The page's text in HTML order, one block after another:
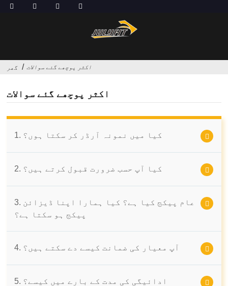
گھر اکثر پوچھے گئے سوالات
اکثر پوچھے گئے سوالات
1. کیا میں نمونہ آرڈر کر سکتا ہوں؟
2. کیا آپ حسب ضرورت قبول کرتے ہیں؟
3. عام پیکج کیا ہے؟ کیا ہمارا اپنا ڈیزائن
پیکج ہو سکتا ہے؟
4. آپ معیار کی ضمانت کیسے دے سکتے ہیں؟
5. ادائیگی کی مدت کے بارے میں کیسے؟